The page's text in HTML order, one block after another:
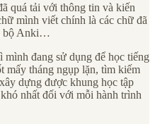
quá tải với thông tin và kiến
mình viết chính là các chữ đã
bộ Anki…
đang sử dụng để học tiếng
mấy tháng ngụp lặn, tìm kiếm
dựng được khung học tập
nhất đối với mỗi hành trình